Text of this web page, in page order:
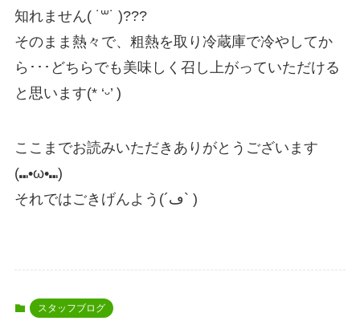
知れません( ˙꒳​˙ )???
そのまま熱々で、粗熱を取り冷蔵庫で冷やしてか
ら･･･どちらでも美味しく召し上がっていただける
と思います(* ‘ᵕ’ )
ここまでお読みいただきありがとうございます
(⑉•ω•⑉)
それではごきげんよう(´ڡ` )
スタッフブログ